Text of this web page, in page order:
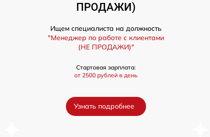
ПРОДАЖИ)
Ищем специалиста на должность
"Менеджер по работе с клиентами
(НЕ ПРОДАЖИ)"
Стартовая зарплата:
от 2500 рублей в день
Узнать подробнее